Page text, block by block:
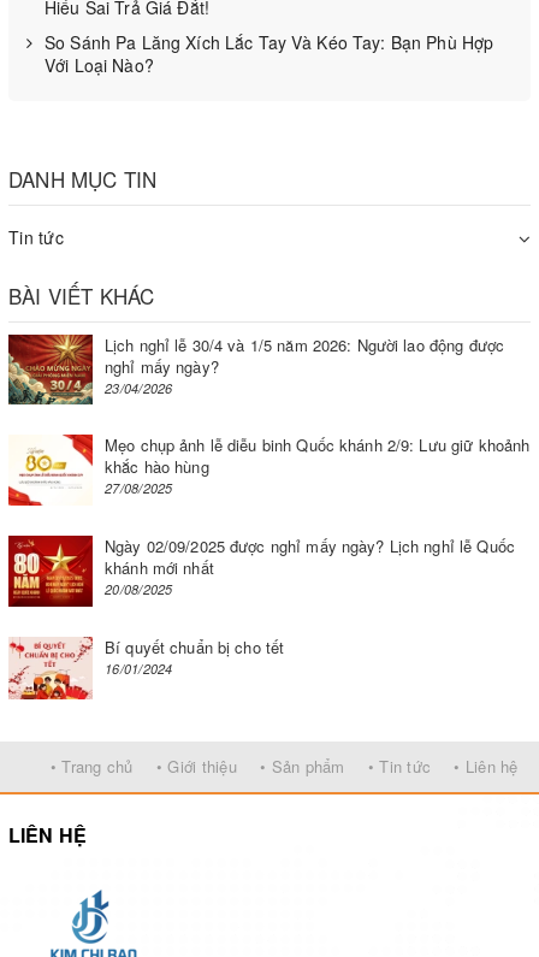
Công suất mạnh mẽ,tốc độ chà cực nhanh: Nhờ công nghệ
hiện đại, máy chà tường mang đến hiệu quả và năng suất
nhanh chóng cho người sử dụng. Thiết bị có tốc độ chà sàn
Thiết kế đơn giản, gọn nhẹ: Thiết kế của máy chà tường rất
chuyển qua mọi địa hình khác nhau, mọi vị trí, điều kiện
làm việc, ngóc ngách.
Địa chỉ mua máy chà tường chất lượng ở Hà Nội
Hiểu Sai Trả Giá Đắt!
So Sánh Pa Lăng Xích Lắc Tay Và Kéo Tay: Bạn Phù Hợp
Với Loại Nào?
DANH MỤC TIN
Tin tức
BÀI VIẾT KHÁC
Lịch nghỉ lễ 30/4 và 1/5 năm 2026: Người lao động được
nghỉ mấy ngày?
23/04/2026
Mẹo chụp ảnh lễ diễu binh Quốc khánh 2/9: Lưu giữ khoảnh
khắc hào hùng
27/08/2025
Ngày 02/09/2025 được nghỉ mấy ngày? Lịch nghỉ lễ Quốc
khánh mới nhất
20/08/2025
Bí quyết chuẩn bị cho tết
16/01/2024
• Trang chủ • Giới thiệu • Sản phẩm • Tin tức • Liên hệ
LIÊN HỆ